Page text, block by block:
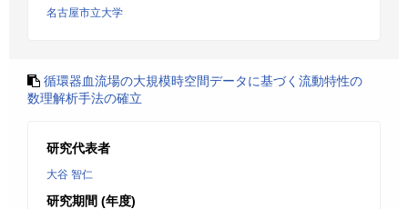
名古屋市立大学
循環器血流場の大規模時空間データに基づく流動特性の
数理解析手法の確立
研究代表者
大谷 智仁
研究期間 (年度)